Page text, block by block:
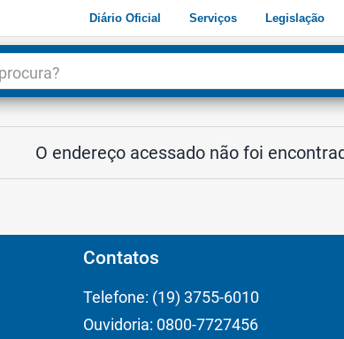
Diário Oficial Serviços Legislação
O endereço acessado não foi
Contatos
Telefone: (19) 3755-6010
Ouvidoria: 0800-7727456